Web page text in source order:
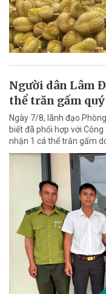
Người dân Lâm
thể trăn gấm
Ngày 7/8, lãnh đạo
biết đã phối hợp với
nhận 1 cá thể trăn gấm